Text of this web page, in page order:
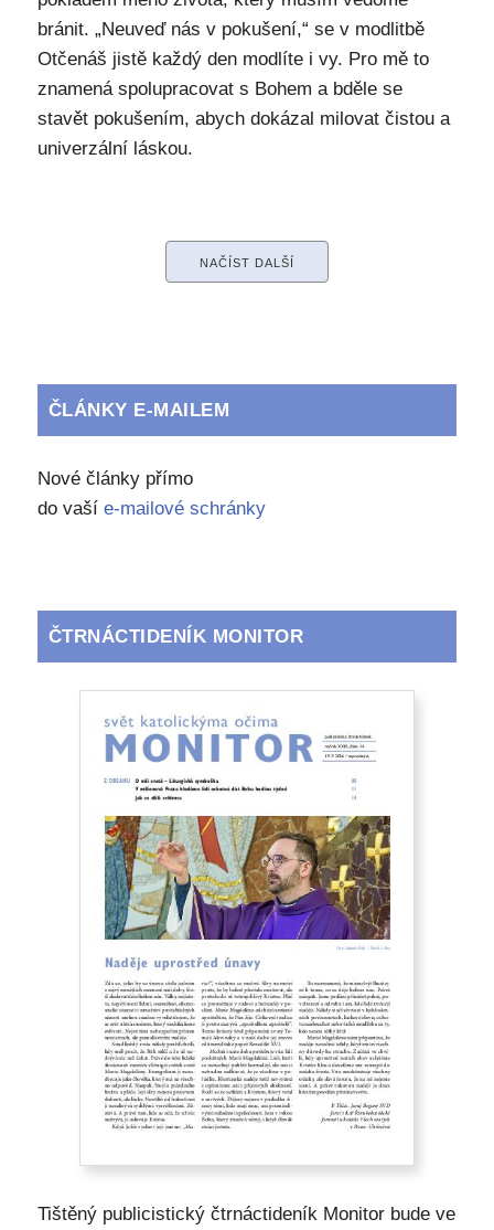
bránit. „Neuveď nás v pokušení,“ se v modlitbě
Otčenáš jistě každý den modlíte i vy. Pro mě to
znamená spolupracovat s Bohem a bděle se
stavět pokušením, abych dokázal milovat čistou a
univerzální láskou.
NAČÍST DALŠÍ
ČLÁNKY E-MAILEM
Nové články přímo
do vaší e-mailové schránky
ČTRNÁCTIDENÍK MONITOR
Tištěný publicistický čtrnáctideník Monitor bude ve